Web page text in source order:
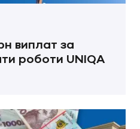
виплат за
роботи UNIQA